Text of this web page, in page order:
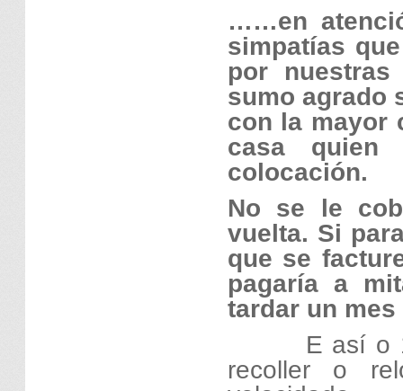
……en
simpatías
por
sumo agrado
con la mayor
casa
colocación.
No se le
vuelta. Si
que se
pagaría a
tardar un
E así o
recoller o